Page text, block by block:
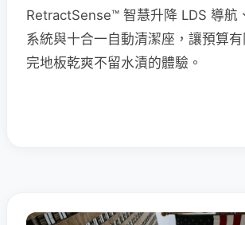
RetractSense™ 智慧升降 LDS 導航
系統與十合一自動清潔座，讓預算
完地板乾爽不留水漬的體驗。